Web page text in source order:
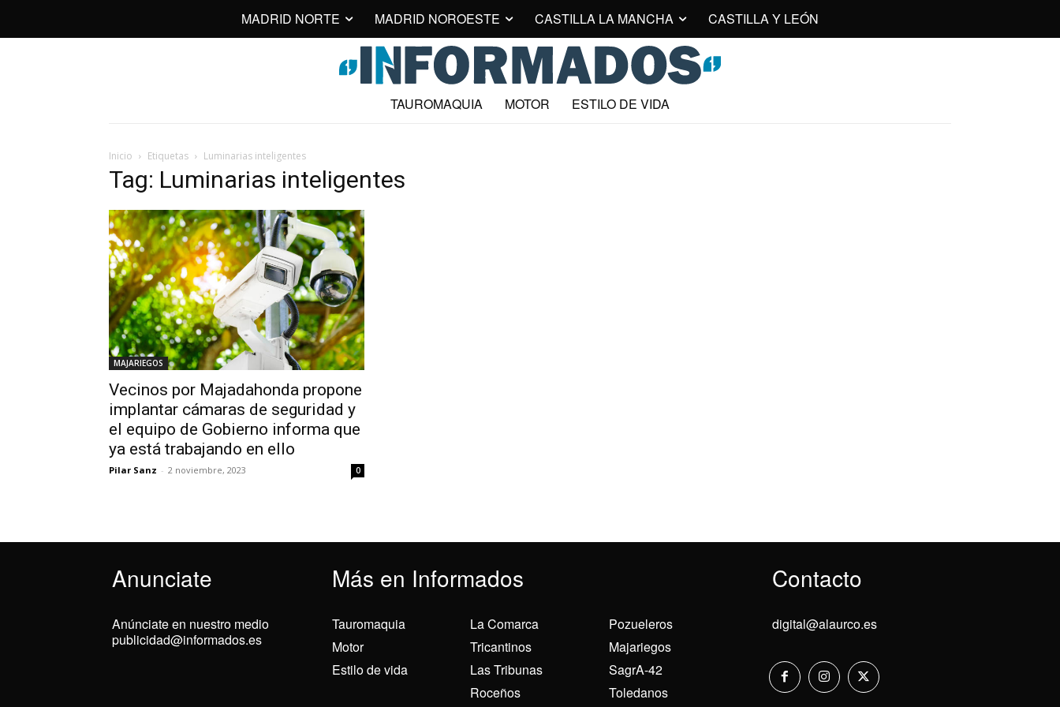
MADRID NORTE MADRID NOROESTE CASTILLA LA MANCHA CASTILLA Y LEÓN
TAUROMAQUIA MOTOR ESTILO DE VIDA
Inicio Etiquetas Luminarias inteligentes
Tag: Luminarias inteligentes
MAJARIEGOS
Vecinos por Majadahonda propone
implantar cámaras de seguridad y
el equipo de Gobierno informa que
ya está trabajando en ello
Pilar Sanz - 2 noviembre, 2023 0
Anunciate Más en Informados Contacto
Anúnciate en nuestro medio
publicidad@informados.es
Tauromaquia
Motor
Estilo de vida
La Comarca
Tricantinos
Las Tribunas
Roceños
Pozueleros
Majariegos
SagrA-42
Toledanos
digital@alaurco.es